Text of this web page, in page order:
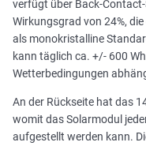
verfügt über Back-
Wirkungsgrad von 24%,
als monokristalline
kann täglich ca. +/- 600
Wetterbedingungen
An der Rückseite hat das
womit das Solarmodul
aufgestellt werden kann.